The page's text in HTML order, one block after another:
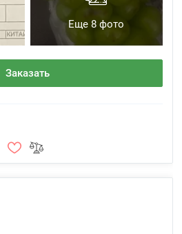
Еще 8 фото
Заказать